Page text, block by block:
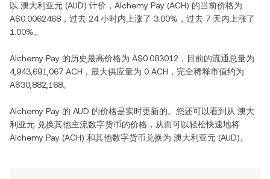
以 澳大利亚元 (AUD) 计价， Alchemy Pay (ACH) 的当前价格为
A$0.0062468 ，过去 24 小时内 上涨了 3.00% ，过去 7 天内 上涨了
1.00%。
Alchemy Pay 的历史最高价格为 A$0.083012 ，目前的流通总量为
4,943,691,067 ACH ，最大供应量为 0 ACH ，完全稀释市值约为
A$30,882,168。
Alchemy Pay 的 AUD 的价格是实时更新的。您还可以看到从 澳大
利亚元 兑换其他主流数字货币的价格，从而可以轻松快速地将
Alchemy Pay (ACH) 和其他数字货币兑换为 澳大利亚元 (AUD)。